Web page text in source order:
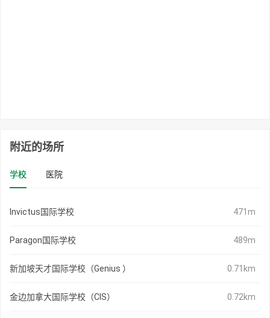
附近的场所
学校 医院
Invictus国际学校 471m
Paragon国际学校 489m
新加坡天才国际学校（Genius ） 0.71km
金边加拿大国际学校（CIS） 0.72km